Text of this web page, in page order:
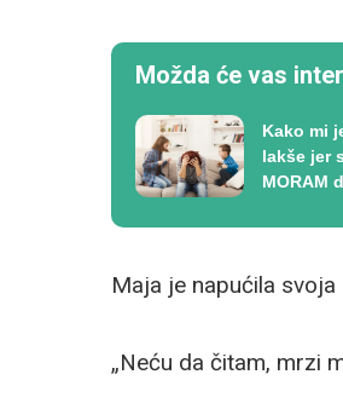
Možda će vas
Kako mi
lakše jer
MORAM
Maja je napućila svoja
„Neću da čitam, mrzi